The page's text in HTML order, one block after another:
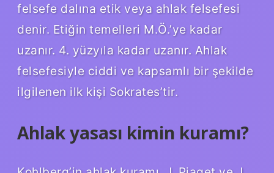
felsefe dalına etik veya ahlak felsefesi
denir. Etiğin temelleri M.Ö.’ye kadar
uzanır. 4. yüzyıla kadar uzanır. Ahlak
felsefesiyle ciddi ve kapsamlı bir şekilde
ilgilenen ilk kişi Sokrates’tir.
Ahlak yasası kimin kuramı?